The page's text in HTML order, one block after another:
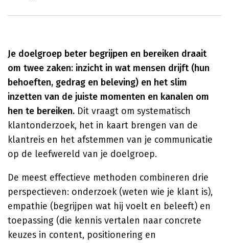
Je doelgroep beter begrijpen en bereiken draait
om twee zaken: inzicht in wat mensen drijft (hun
behoeften, gedrag en beleving) en het slim
inzetten van de juiste momenten en kanalen om
hen te bereiken. Dit vraagt om systematisch
klantonderzoek, het in kaart brengen van de
klantreis en het afstemmen van je communicatie
op de leefwereld van je doelgroep.
De meest effectieve methoden combineren drie
perspectieven: onderzoek (weten wie je klant is),
empathie (begrijpen wat hij voelt en beleeft) en
toepassing (die kennis vertalen naar concrete
keuzes in content, positionering en